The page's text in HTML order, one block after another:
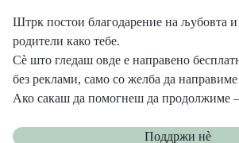
Штрк постои благодарение на љубовта и
родители како тебе.
Сè што гледаш овде е направено
без реклами, само со желба да
Ако сакаш да помогнеш да продолжиме
Поддржи нѐ